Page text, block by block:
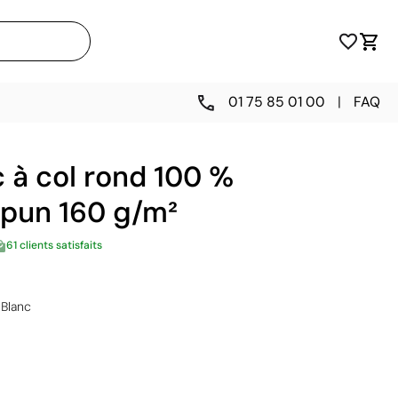
01 75 85 01 00 | FAQ
col rond 100 %
160 g/m²
61 clients satisfaits
Blanc